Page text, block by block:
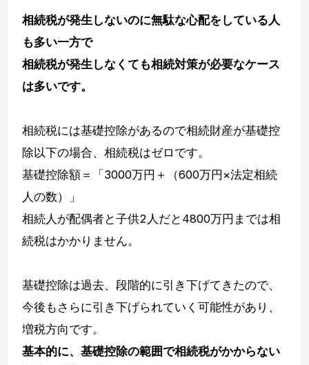
相続税が発生しないのに無駄な心配をしている人
も多い一方で
相続税が発生しなくても相続対策が必要なケース
は多いです。
相続税には基礎控除があるので相続財産が基礎控
除以下の場合、相続税はゼロです。
基礎控除額＝「3000万円＋（600万円×法定相続
人の数）」
相続人が配偶者と子供2人だと4800万円までは相
続税はかかりません。
基礎控除は過去、段階的に引き下げてきたので、
今後もさらに引き下げられていく可能性があり、
増税方向です。
基本的に、基礎控除の範囲で相続税がかからない